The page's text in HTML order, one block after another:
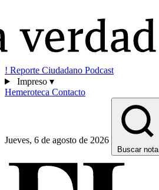
! Reporte Ciudadano Podcast
Impreso ▾
Hemeroteca Contacto
Jueves, 6 de agosto de 2026
Buscar nota